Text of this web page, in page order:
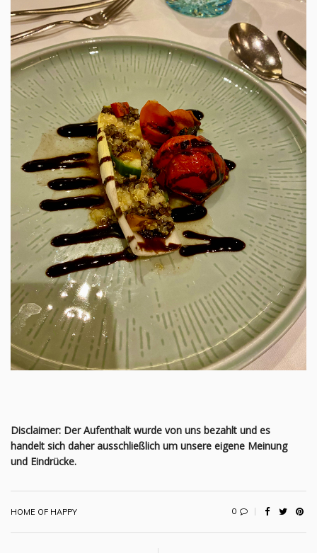
Disclaimer: Der Aufenthalt wurde von uns bezahlt und es
handelt sich daher ausschließlich um unsere eigene Meinung
und Eindrücke.
HOME OF HAPPY 0